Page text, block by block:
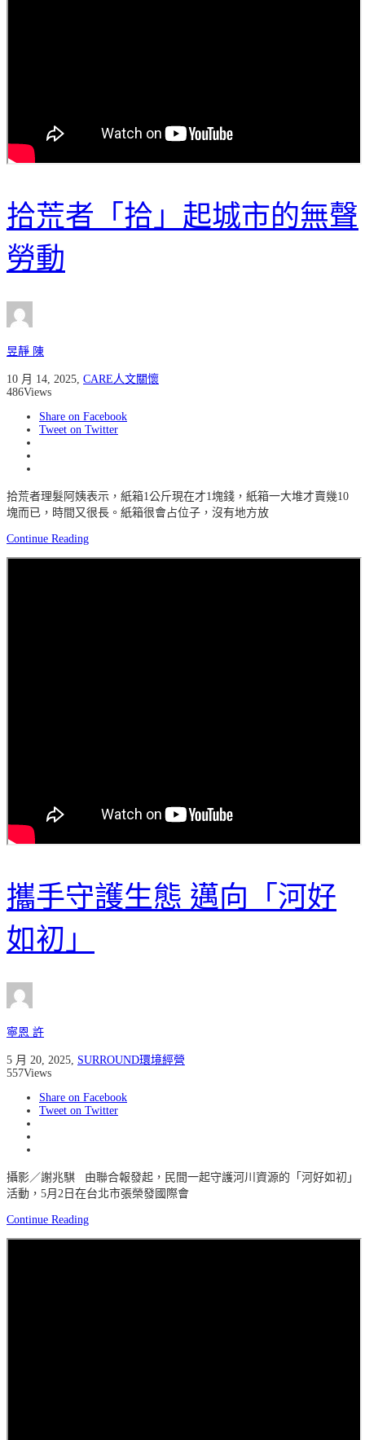
拾荒者「拾」起城市的無聲
勞動
昱靜 陳
10 月 14, 2025, CARE人文關懷
486Views
Share on Facebook
Tweet on Twitter
拾荒者理髮阿姨表示，紙箱1公斤現在才1塊錢，紙箱一大堆才賣幾10
塊而已，時間又很長。紙箱很會占位子，沒有地方放
Continue Reading
攜手守護生態 邁向「河好
如初」
寧恩 許
5 月 20, 2025 SURROUND環境經營
557Views
Share on Facebook
Tweet on Twitter
攝影／謝兆騏 由聯合報發起，民間一起守護河川資源的「河好如初」
活動，5月2日在台北市張榮發國際會
Continue Reading